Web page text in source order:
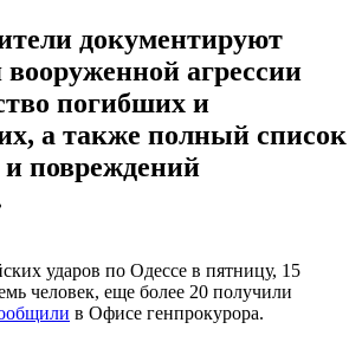
документируют
вооруженной агрессии
погибших и
а также полный список
повреждений
ударов по Одессе в пятницу, 15
человек, еще более 20 получили
в Офисе генпрокурора.